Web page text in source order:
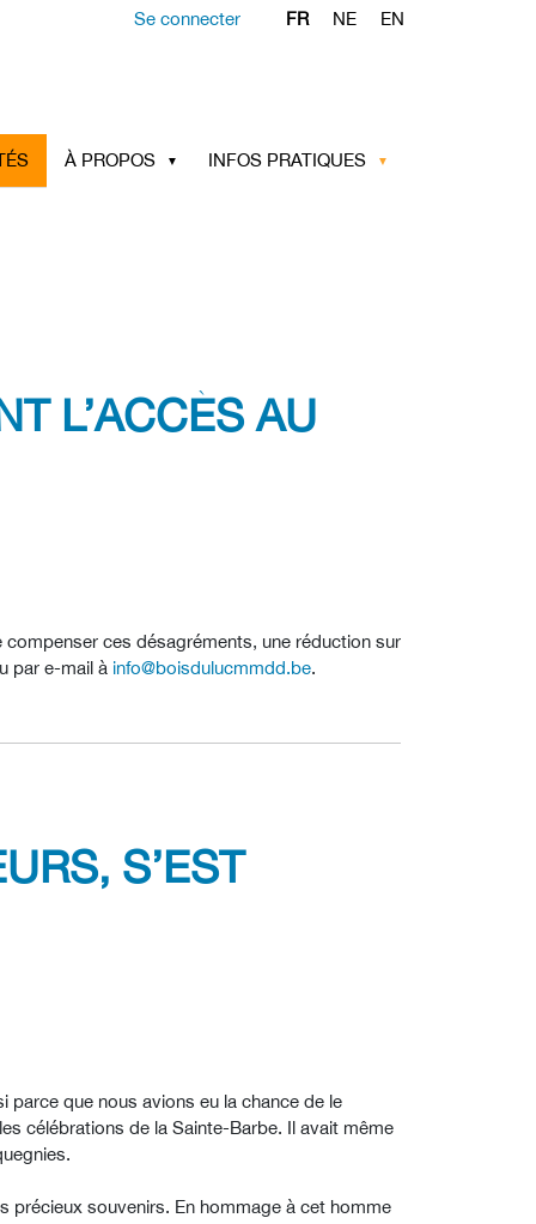
Se connecter FR NE EN
À PROPOS INFOS PRATIQUES
L’ACCÈS AU
ces désagréments, une réduction sur
par e-mail à info@boisdulucmmdd.be.
S’EST
parce que nous avions eu la chance de le
célébrations de la Sainte-Barbe. Il avait même
précieux souvenirs. En hommage à cet homme